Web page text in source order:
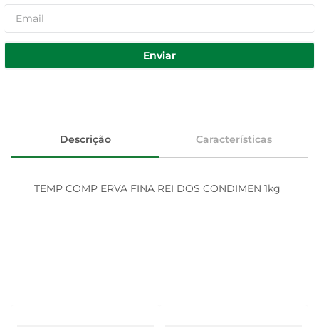
Enviar
Descrição Características
TEMP COMP ERVA FINA REI DOS CONDIMEN 1kg